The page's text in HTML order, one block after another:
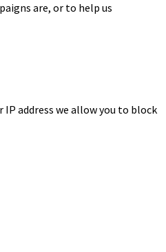
are, or to help us
address we allow you to block